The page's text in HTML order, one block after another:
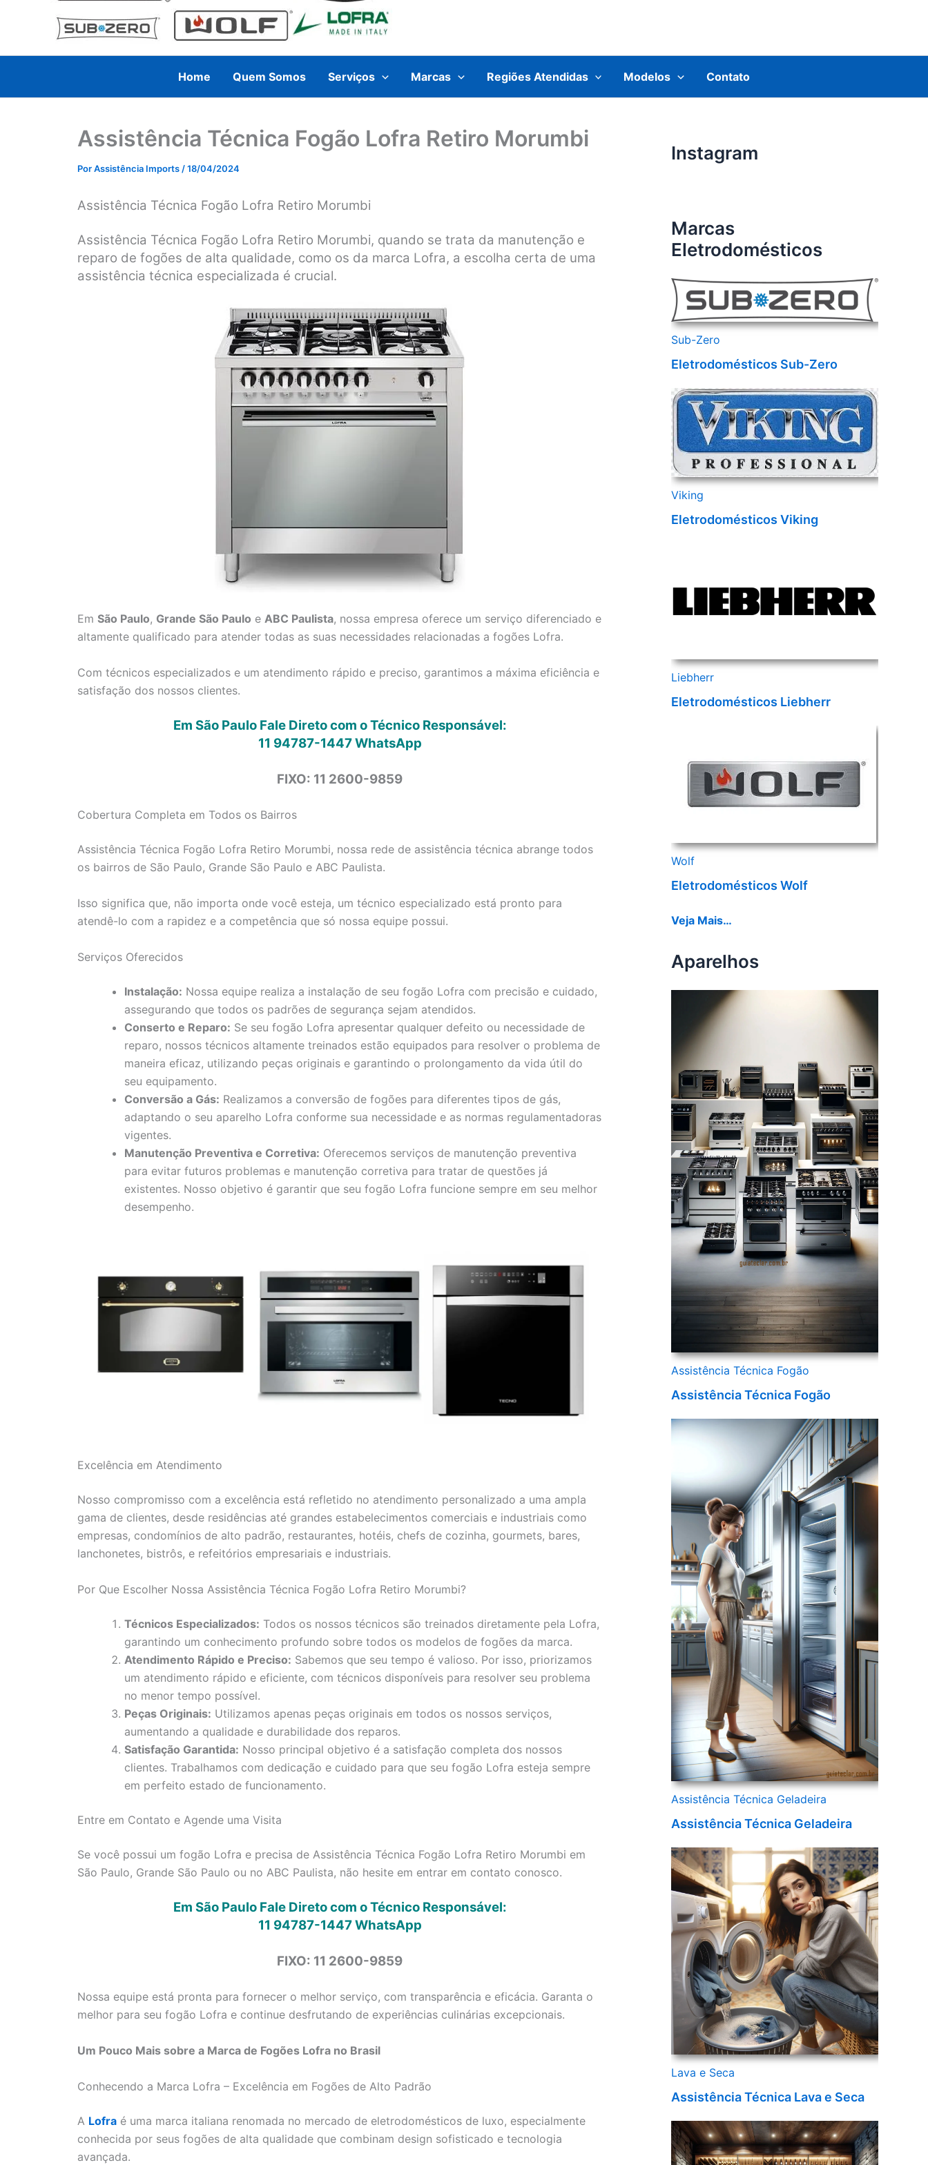
Home Quem Somos Serviços Marcas Regiões Atendidas Modelos Contato
Assistência Técnica Fogão Lofra Retiro Morumbi
PorAssistência Imports /18/04/2024
Assistência Técnica Fogão Lofra Retiro Morumbi
Assistência Técnica Fogão Lofra Retiro Morumbi, quando se trata da manutenção e
reparo de fogões de alta qualidade, como os da marca Lofra, a escolha certa de uma
assistência técnica especializada é crucial.
Em São Paulo, Grande São Paulo e ABC Paulista, nossa empresa oferece um serviço diferenciado e
altamente qualificado para atender todas as suas necessidades relacionadas a fogões Lofra.
Com técnicos especializados e um atendimento rápido e preciso, garantimos a máxima eficiência e
satisfação dos nossos clientes.
Em São Paulo Fale Direto com o Técnico Responsável:
11 94787-1447WhatsApp
FIXO: 11 2600-9859
Cobertura Completa em Todos os Bairros
Assistência Técnica Fogão Lofra Retiro Morumbi, nossa rede de assistência técnica abrange todos
os bairros de São Paulo, Grande São Paulo e ABC Paulista.
Isso significa que, não importa onde você esteja, um técnico especializado está pronto para
atendê-lo com a rapidez e a competência que só nossa equipe possui.
Serviços Oferecidos
Instalação: Nossa equipe realiza a instalação de seu fogão Lofra com precisão e cuidado,
assegurando que todos os padrões de segurança sejam atendidos.
Conserto e Reparo: Se seu fogão Lofra apresentar qualquer defeito ou necessidade de
reparo, nossos técnicos altamente treinados estão equipados para resolver o problema de
maneira eficaz, utilizando peças originais e garantindo o prolongamento da vida útil do
seu equipamento.
Conversão a Gás: Realizamos a conversão de fogões para diferentes tipos de gás,
adaptando o seu aparelho Lofra conforme sua necessidade e as normas regulamentadoras
vigentes.
Manutenção Preventiva e Corretiva: Oferecemos serviços de manutenção preventiva
para evitar futuros problemas e manutenção corretiva para tratar de questões já
existentes. Nosso objetivo é garantir que seu fogão Lofra funcione sempre em seu melhor
desempenho.
Excelência em Atendimento
Nosso compromisso com a excelência está refletido no atendimento personalizado a uma ampla
gama de clientes, desde residências até grandes estabelecimentos comerciais e industriais como
empresas, condomínios de alto padrão, restaurantes, hotéis, chefs de cozinha, gourmets, bares,
lanchonetes, bistrôs, e refeitórios empresariais e industriais.
Por Que Escolher Nossa Assistência Técnica Fogão Lofra Retiro Morumbi?
Técnicos Especializados: Todos os nossos técnicos são treinados diretamente pela Lofra,
garantindo um conhecimento profundo sobre todos os modelos de fogões da marca.
Atendimento Rápido e Preciso: Sabemos que seu tempo é valioso. Por isso, priorizamos
um atendimento rápido e eficiente, com técnicos disponíveis para resolver seu problema
no menor tempo possível.
Peças Originais: Utilizamos apenas peças originais em todos os nossos serviços,
aumentando a qualidade e durabilidade dos reparos.
Satisfação Garantida: Nosso principal objetivo é a satisfação completa dos nossos
clientes. Trabalhamos com dedicação e cuidado para que seu fogão Lofra esteja sempre
em perfeito estado de funcionamento.
Entre em Contato e Agende uma Visita
Se você possui um fogão Lofra e precisa de Assistência Técnica Fogão Lofra Retiro Morumbi em
São Paulo, Grande São Paulo ou no ABC Paulista, não hesite em entrar em contato conosco.
Em São Paulo Fale Direto com o Técnico Responsável:
11 94787-1447WhatsApp
FIXO: 11 2600-9859
Nossa equipe está pronta para fornecer o melhor serviço, com transparência e eficácia. Garanta o
melhor para seu fogão Lofra e continue desfrutando de experiências culinárias excepcionais.
Um Pouco Mais sobre a Marca de Fogões Lofra no Brasil
Conhecendo a Marca Lofra – Excelência em Fogões de Alto Padrão
A Lofra é uma marca italiana renomada no mercado de eletrodomésticos de luxo, especialmente
conhecida por seus fogões de alta qualidade que combinam design sofisticado e tecnologia
avançada.
Instagram
Marcas
Eletrodomésticos
Sub-Zero
Eletrodomésticos Sub-Zero
Viking
Eletrodomésticos Viking
Liebherr
Eletrodomésticos Liebherr
Wolf
Eletrodomésticos Wolf
Veja Mais…
Aparelhos
Assistência Técnica Fogão
Assistência Técnica Fogão
Assistência Técnica Geladeira
Assistência Técnica Geladeira
Lava e Seca
Assistência Técnica Lava e Seca